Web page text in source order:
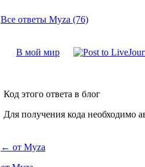
Все ответы Myza (76)
В мой мир
Код этого ответа в блог
Для получения кода необходимо
← от Myza